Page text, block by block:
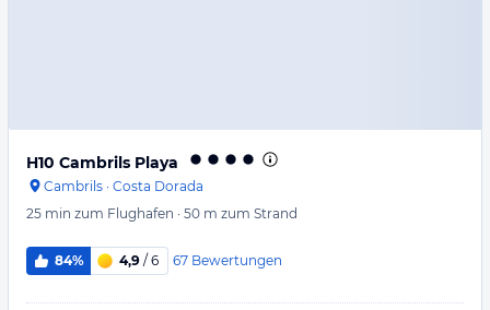
H10 Cambrils Playa
Cambrils · Costa Dorada
25 min zum Flughafen · 50 m zum Strand
84% 4,9 / 6 67 Bewertungen